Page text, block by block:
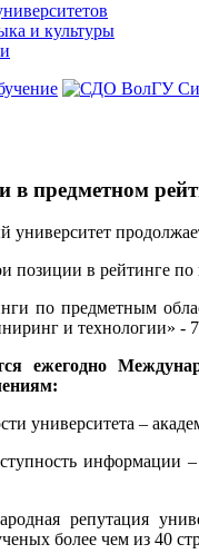
и культуры
предметном
университет
позиции в рейтинге по
по предметным
и технологии» -
ежегодно
университета –
информации
репутация
более чем из 40